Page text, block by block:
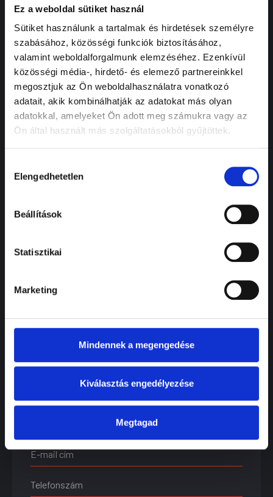
Ez a weboldal sütiket használ
Sütiket használunk a tartalmak és hirdetések személyre
szabásához, közösségi funkciók biztosításához,
valamint weboldalforgalmunk elemzéséhez. Ezenkívül
közösségi média-, hirdető- és elemező partnereinkkel
megosztjuk az Ön weboldalhasználatra vonatkozó
adatait, akik kombinálhatják az adatokat más olyan
adatokkal, amelyeket Ön adott meg számukra vagy az
Ön által használt más szolgáltatásokból gyűjtöttek.
kiválasztása
Elengedhetetlen
Beállítások
Statisztikai
Marketing
Mindennek a megengedése
Kiválasztás engedélyezése
Megtagad
Foglalja le
gépjármű
szerviz vagy
ügyintézési
időpontját
könnyedén.
Ha munkaidőben
legegyszerűbb, ha felhívja
hívását. Megkeresik
tájékozódásban.
Időpontfoglalási űrlap